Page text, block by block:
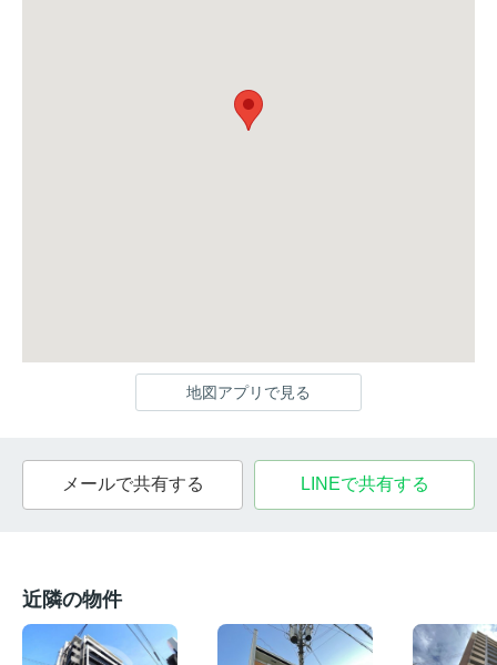
地図アプリで見る
メールで共有する LINEで共有する
近隣の物件